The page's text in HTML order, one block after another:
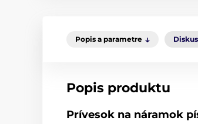
Popis a parametre
Popis produktu
Prívesok na náramok